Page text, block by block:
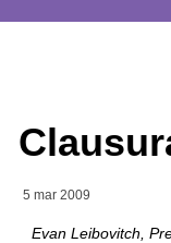
5 mar 2009
Evan Leibovitch,